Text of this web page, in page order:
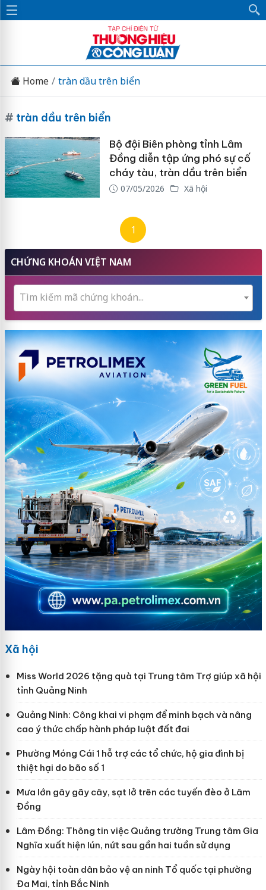
Home tràn dầu trên biển
# tràn dầu trên biển
Bộ đội Biên phòng tỉnh Lâm
Đồng diễn tập ứng phó sự cố
cháy tàu, tràn dầu trên biển
07/05/2026 Xã hội
1
CHỨNG KHOÁN VIỆT NAM
Tìm kiếm mã chứng khoán...
Xã hội
Miss World 2026 tặng quà tại Trung tâm Trợ giúp xã hội
tỉnh Quảng Ninh
Quảng Ninh: Công khai vi phạm để minh bạch và nâng
cao ý thức chấp hành pháp luật đất đai
Phường Móng Cái 1 hỗ trợ các tổ chức, hộ gia đình bị
thiệt hại do bão số 1
Mưa lớn gây gãy cây, sạt lở trên các tuyến đèo ở Lâm
Đồng
Lâm Đồng: Thông tin việc Quảng trường Trung tâm Gia
Nghĩa xuất hiện lún, nứt sau gần hai tuần sử dụng
Ngày hội toàn dân bảo vệ an ninh Tổ quốc tại phường
Đa Mai, tỉnh Bắc Ninh